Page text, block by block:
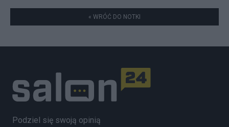
« WRÓĆ DO NOTKI
Podziel się swoją opinią